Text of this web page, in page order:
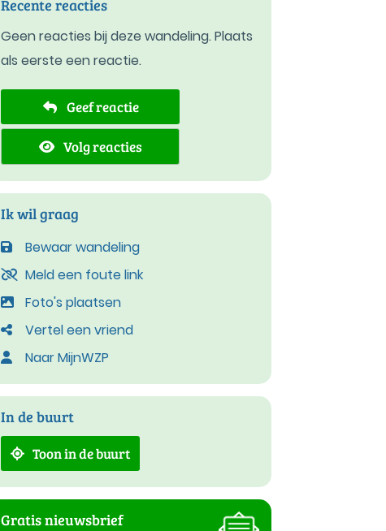
Recente reacties
Geen reacties bij deze wandeling. Plaats
als eerste een reactie.
Geef reactie
Volg reacties
Ik wil graag
Bewaar wandeling
Meld een foute link
Foto's plaatsen
Vertel een vriend
Naar MijnWZP
In de buurt
Toon in de buurt
Gratis nieuwsbrief